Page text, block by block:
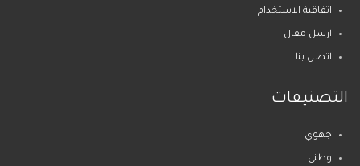
اتفاقية الاستخدام
ارسل مقال
اتصل بنا
التصنيفات
جهوي
وطني